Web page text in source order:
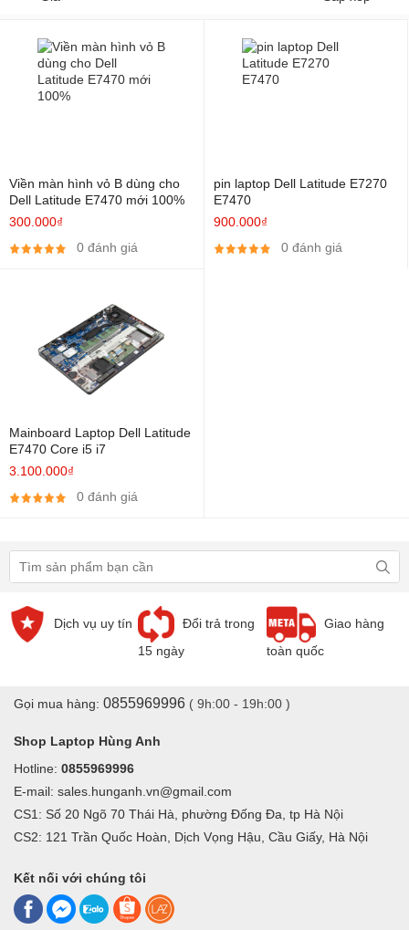
Nâng cấp Ram cho Laptop Dell Latitdude E7470
Đây là nhu cầu lớn nhất mà mọi người quan tâm, với nhu cầu hiện
nay thì dung lượng Ram nên ít nhất từ 8GB Ram. Đối với các tác
Dell Latitdude E7470lên 16GB là hoàn toàn cần thiết.
Ổ cứng SSD laptop hiện nay không chỉ đơn giản là nơi lưu trữ dữ
liệu, hệ điều hành mà cũng cũng giúp khải thác tối đa hiệu suất
phần cứng laptop. Công nghệ ố cứng cũng đã phát triển không
ngừng với Chuẩn PCI express mới nhất...Trên LaptopDell
PCle Gen3 8Gb/s với dung lượng tối đa 512TB
Nâng cấp, thay thế màn hình cho Laptop Dell Latitdude
Viền màn hình vỏ B dùng cho
Dell Latitude E7470 mới 100%
300.000₫
0 đánh giá
pin laptop Dell Latitude E7270
E7470
900.000₫
0 đánh giá
Mainboard Laptop Dell Latitude
E7470 Core i5 i7
3.100.000₫
0 đánh giá
Dịch vụ uy tín
Đổi trả trong
15 ngày
Giao hàng
toàn quốc
Gọi mua hàng: 0855969996 ( 9h:00 - 19h:00 )
Shop Laptop Hùng Anh
Hotline: 0855969996
E-mail: sales.hunganh.vn@gmail.com
CS1: Số 20 Ngõ 70 Thái Hà, phường Đống Đa, tp Hà Nội
CS2: 121 Trần Quốc Hoàn, Dịch Vọng Hậu, Cầu Giấy, Hà Nội
Kết nối với chúng tôi